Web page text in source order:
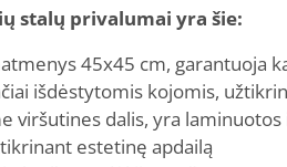
stalų privalumai yra šie:
45x45 cm, garantuoja
išdėstytomis kojomis,
viršutines dalis, yra
estetinę apdailą